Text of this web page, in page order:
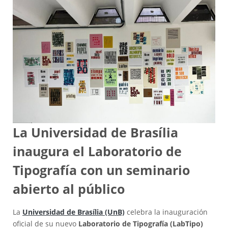
La Universidad de Brasília
inaugura el Laboratorio de
Tipografía con un seminario
abierto al público
La Universidad de Brasília (UnB) celebra la inauguración
oficial de su nuevo Laboratorio de Tipografía (LabTipo)